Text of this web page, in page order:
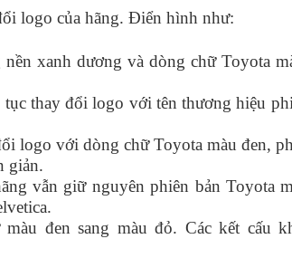
logo của hãng. Điển hình như:
xanh dương và dòng chữ Toyota
thay đổi logo với tên thương hiệu
logo với dòng chữ Toyota màu đen,
giản.
vẫn giữ nguyên phiên bản Toyota
đen sang màu đỏ. Các kết cấu